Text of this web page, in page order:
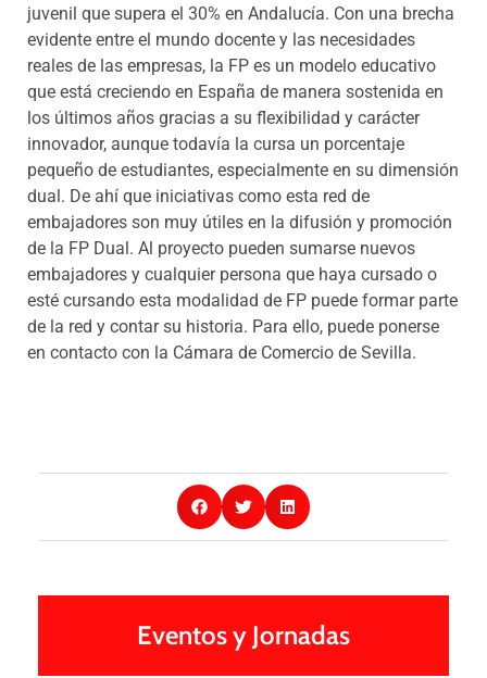
juvenil que supera el 30% en Andalucía. Con una brecha
evidente entre el mundo docente y las necesidades
reales de las empresas, la FP es un modelo educativo
que está creciendo en España de manera sostenida en
los últimos años gracias a su flexibilidad y carácter
innovador, aunque todavía la cursa un porcentaje
pequeño de estudiantes, especialmente en su dimensión
dual. De ahí que iniciativas como esta red de
embajadores son muy útiles en la difusión y promoción
de la FP Dual. Al proyecto pueden sumarse nuevos
embajadores y cualquier persona que haya cursado o
esté cursando esta modalidad de FP puede formar parte
de la red y contar su historia. Para ello, puede ponerse
en contacto con la Cámara de Comercio de Sevilla.
Eventos y Jornadas